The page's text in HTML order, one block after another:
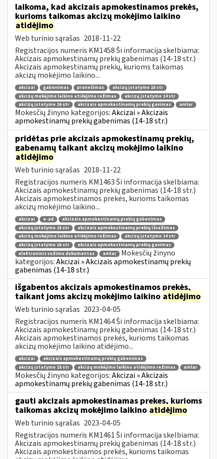
laikoma, kad akcizais apmokestinamos prekės,
kurioms taikomas akcizų mokėjimo laikino
atidėjimo
Web turinio sąrašas 2018-11-22
Registracijos numeris KM1458 Ši informacija skelbiama:
Akcizais apmokestinamų prekių gabenimas (14-18 str.)
Akcizais apmokestinamų prekių, kurioms taikomas
akcizų mokėjimo laikino...
akcizai gabenimas pranešimas
akcizų įstatymo 15 str
akcizų mokėjimo laikino atidėjimo režimas
akcizų įstatymo 14 str
akcizų įstatymo 16 str
akcizais apmokestinamų prekių gavimas amlar
Mokesčių žinyno kategorijos:Akcizai » Akcizais
apmokestinamų prekių gabenimas (14-18 str.)
pridėtas prie akcizais apmokestinamų prekių,
gabenamų taikant akcizų mokėjimo laikino
atidėjimo
Web turinio sąrašas 2018-11-22
Registracijos numeris KM1463 Ši informacija skelbiama:
Akcizais apmokestinamų prekių gabenimas (14-18 str.)
Akcizais apmokestinamos prekės, kurioms taikomas
akcizų mokėjimo laikino...
akcizai e-ad
akcizais apmokestinamų prekių gabenimas
akcizų įstatymo 15 str
akcizais apmokestinamų prekių išvežimas
akcizų mokėjimo laikino atidėjimo režimas
akcizų įstatymo 14 str
akcizų įstatymo 16 str
akcizais apmokestinamų prekių gavimas
elektroninis vežimo dokumentas
amlar
Mokesčių žinyno
kategorijos:Akcizai » Akcizais apmokestinamų prekių
gabenimas (14-18 str.)
išgabentos akcizais apmokestinamos prekės,
taikant joms akcizų mokėjimo laikino atidėjimo
Web turinio sąrašas 2023-04-05
Registracijos numeris KM1464 Ši informacija skelbiama:
Akcizais apmokestinamų prekių gabenimas (14-18 str.)
Akcizais apmokestinamos prekės, kurioms taikomas
akcizų mokėjimo laikino atidėjimo...
akcizai
akcizais apmokestinamų prekių gabenimas
akcizų įstatymo 15 str
akcizų mokėjimo laikino atidėjimo režimas amlar
Mokesčių žinyno kategorijos:Akcizai » Akcizais
apmokestinamų prekių gabenimas (14-18 str.)
gauti akcizais apmokestinamas prekes, kurioms
taikomas akcizų mokėjimo laikino atidėjimo
Web turinio sąrašas 2023-04-05
Registracijos numeris KM1461 Ši informacija skelbiama:
Akcizais apmokestinamų prekių gabenimas (14-18 str.)
Akcizais apmokestinamos prekės, kurioms taikomas